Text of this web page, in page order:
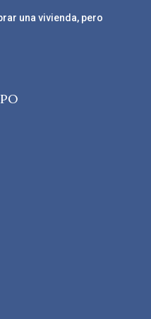
una vivienda, pero